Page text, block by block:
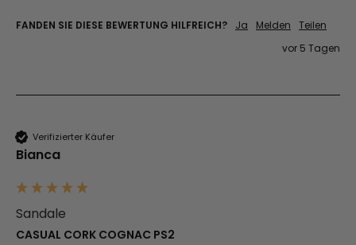
FANDEN SIE DIESE BEWERTUNG HILFREICH? Ja Melden
Teilen
vor 5 Tagen
Verifizierter Käufer
Bianca
Sandale
CASUAL CORK COGNAC PS2